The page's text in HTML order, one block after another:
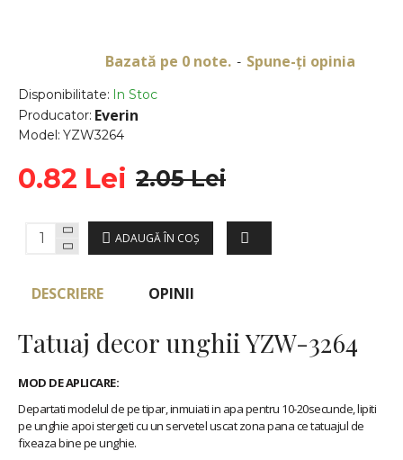
Disponibilitate: In Stoc
Producator: Everin
Model: YZW3264
Bazată pe 0 note. - Spune-ţi opinia
0.82 Lei 2.05 Lei
ADAUGĂ ÎN COŞ
DESCRIERE OPINII
Tatuaj decor unghii YZW-3264
MOD DE APLICARE:
Departati modelul de pe tipar, inmuiati in apa pentru 10-20secunde, lipiti
pe unghie apoi stergeti cu un servetel uscat zona pana ce tatuajul de
fixeaza bine pe unghie.